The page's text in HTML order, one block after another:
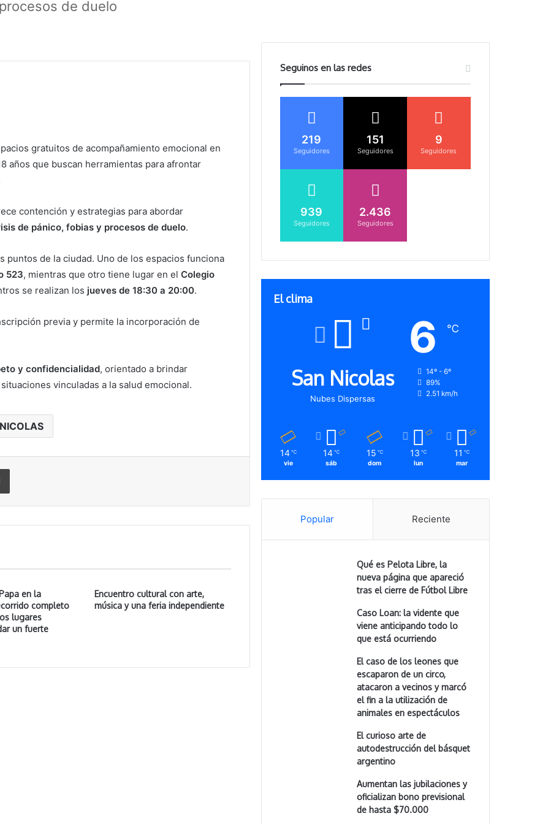
de duelo
gratuitos de acompañamiento emocional en
años que buscan herramientas para afrontar
contención y estrategias para abordar
de pánico, fobias y procesos de duelo.
puntos de la ciudad. Uno de los espacios funciona
523, mientras que otro tiene lugar en elColegio
se realizan los jueves de 18:30 a 20:00.
previa y permite la incorporación de
y confidencialidad, orientado a brindar
vinculadas a la salud emocional.
en la
completo
lugares
un fuerte
Encuentro cultural con arte,
música y una feria independiente
Seguinos en las redes
219
Seguidores
151
Seguidores
9
Seguidores
939
Seguidores
2.436
Seguidores
El clima
San Nicolas
Nubes Dispersas
6 ℃
14º - 6º
89%
2.51 km/h
14 ℃
vie
14 ℃
sáb
15 ℃
dom
13 ℃
lun
11 ℃
mar
Popular Reciente
Qué es Pelota Libre, la
nueva página que apareció
tras el cierre de Fútbol Libre
Caso Loan: la vidente que
viene anticipando todo lo
que está ocurriendo
El caso de los leones que
escaparon de un circo,
atacaron a vecinos y marcó
el fin a la utilización de
animales en espectáculos
El curioso arte de
autodestrucción del básquet
argentino
Aumentan las jubilaciones y
oficializan bono previsional
de hasta $70.000